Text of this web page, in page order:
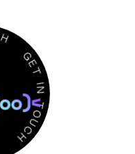
E
T
I
N
T
O
U
U
H